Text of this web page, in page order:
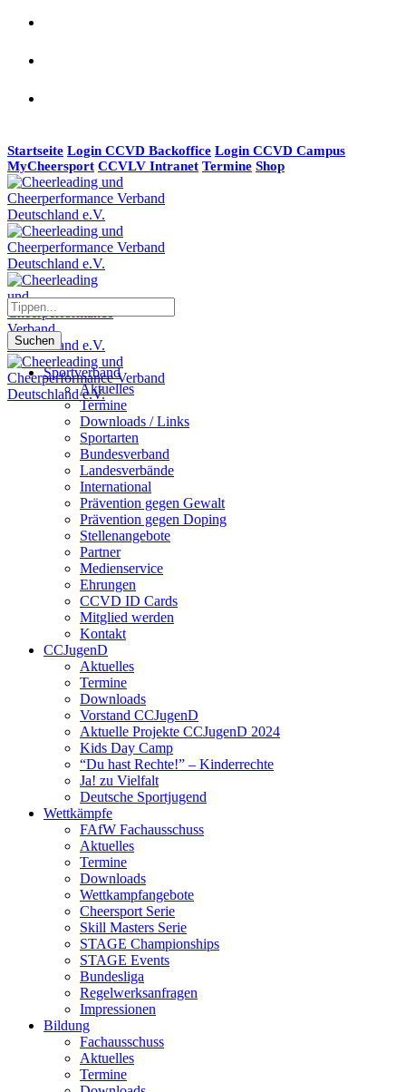
Startseite Login CCVD Backoffice Login CCVD Campus
MyCheersport CCVLV Intranet Termine Shop
Suchen
Sportverband
Aktuelles
Termine
Downloads / Links
Sportarten
Bundesverband
Landesverbände
International
Prävention gegen Gewalt
Prävention gegen Doping
Stellenangebote
Partner
Medienservice
Ehrungen
CCVD ID Cards
Mitglied werden
Kontakt
CCJugenD
Aktuelles
Termine
Downloads
Vorstand CCJugenD
Aktuelle Projekte CCJugenD 2024
Kids Day Camp
“Du hast Rechte!” – Kinderrechte
Ja! zu Vielfalt
Deutsche Sportjugend
Wettkämpfe
FAfW Fachausschuss
Aktuelles
Termine
Downloads
Wettkampfangebote
Cheersport Serie
Skill Masters Serie
STAGE Championships
STAGE Events
Bundesliga
Regelwerksanfragen
Impressionen
Bildung
Fachausschuss
Aktuelles
Termine